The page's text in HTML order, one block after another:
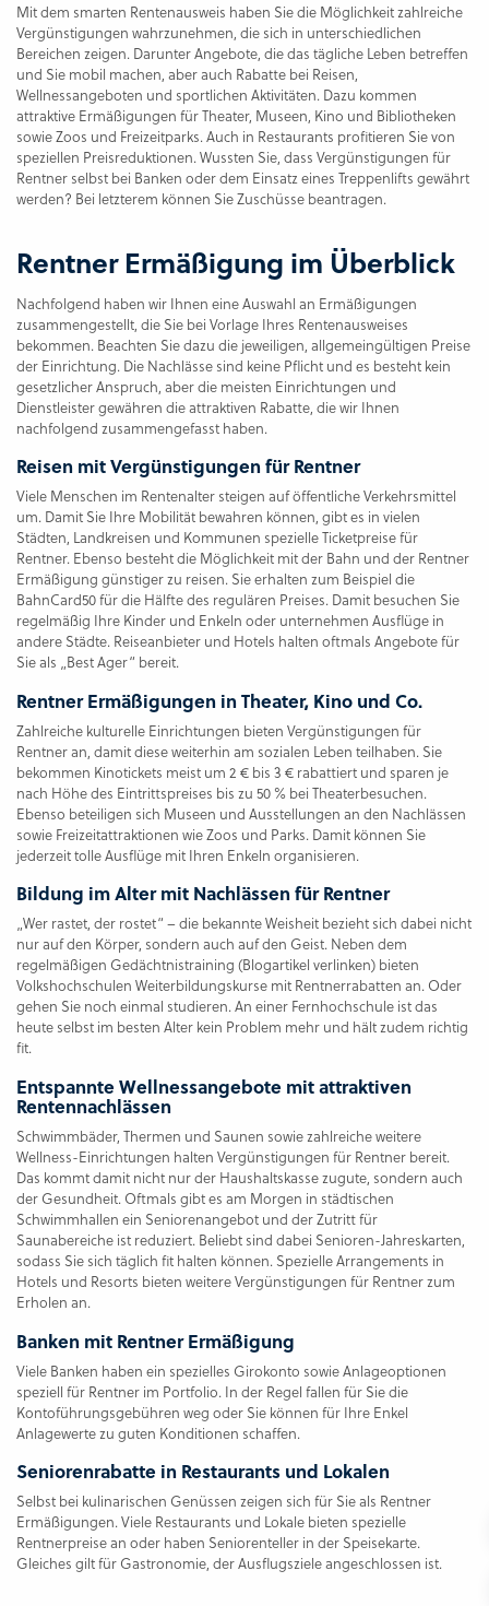
Mit dem smarten Rentenausweis haben Sie die Möglichkeit zahlreiche
Vergünstigungen wahrzunehmen, die sich in unterschiedlichen
Bereichen zeigen. Darunter Angebote, die das tägliche Leben betreffen
und Sie mobil machen, aber auch Rabatte bei Reisen,
Wellnessangeboten und sportlichen Aktivitäten. Dazu kommen
attraktive Ermäßigungen für Theater, Museen, Kino und Bibliotheken
sowie Zoos und Freizeitparks. Auch in Restaurants profitieren Sie von
speziellen Preisreduktionen. Wussten Sie, dass Vergünstigungen für
Rentner selbst bei Banken oder dem Einsatz eines Treppenlifts gewährt
werden? Bei letzterem können Sie Zuschüsse beantragen.
Rentner Ermäßigung im Überblick
Nachfolgend haben wir Ihnen eine Auswahl an Ermäßigungen
zusammengestellt, die Sie bei Vorlage Ihres Rentenausweises
bekommen. Beachten Sie dazu die jeweiligen, allgemeingültigen Preise
der Einrichtung. Die Nachlässe sind keine Pflicht und es besteht kein
gesetzlicher Anspruch, aber die meisten Einrichtungen und
Dienstleister gewähren die attraktiven Rabatte, die wir Ihnen
nachfolgend zusammengefasst haben.
Reisen mit Vergünstigungen für Rentner
Viele Menschen im Rentenalter steigen auf öffentliche Verkehrsmittel
um. Damit Sie Ihre Mobilität bewahren können, gibt es in vielen
Städten, Landkreisen und Kommunen spezielle Ticketpreise für
Rentner. Ebenso besteht die Möglichkeit mit der Bahn und der Rentner
Ermäßigung günstiger zu reisen. Sie erhalten zum Beispiel die
BahnCard50 für die Hälfte des regulären Preises. Damit besuchen Sie
regelmäßig Ihre Kinder und Enkeln oder unternehmen Ausflüge in
andere Städte. Reiseanbieter und Hotels halten oftmals Angebote für
Sie als „Best Ager“ bereit.
Rentner Ermäßigungen in Theater, Kino und Co.
Zahlreiche kulturelle Einrichtungen bieten Vergünstigungen für
Rentner an, damit diese weiterhin am sozialen Leben teilhaben. Sie
bekommen Kinotickets meist um 2 € bis 3 € rabattiert und sparen je
nach Höhe des Eintrittspreises bis zu 50 % bei Theaterbesuchen.
Ebenso beteiligen sich Museen und Ausstellungen an den Nachlässen
sowie Freizeitattraktionen wie Zoos und Parks. Damit können Sie
jederzeit tolle Ausflüge mit Ihren Enkeln organisieren.
Bildung im Alter mit Nachlässen für Rentner
„Wer rastet, der rostet“ – die bekannte Weisheit bezieht sich dabei nicht
nur auf den Körper, sondern auch auf den Geist. Neben dem
regelmäßigen Gedächtnistraining (Blogartikel verlinken) bieten
Volkshochschulen Weiterbildungskurse mit Rentnerrabatten an. Oder
gehen Sie noch einmal studieren. An einer Fernhochschule ist das
heute selbst im besten Alter kein Problem mehr und hält zudem richtig
fit.
Entspannte Wellnessangebote mit attraktiven
Rentennachlässen
Schwimmbäder, Thermen und Saunen sowie zahlreiche weitere
Wellness-Einrichtungen halten Vergünstigungen für Rentner bereit.
Das kommt damit nicht nur der Haushaltskasse zugute, sondern auch
der Gesundheit. Oftmals gibt es am Morgen in städtischen
Schwimmhallen ein Seniorenangebot und der Zutritt für
Saunabereiche ist reduziert. Beliebt sind dabei Senioren-Jahreskarten,
sodass Sie sich täglich fit halten können. Spezielle Arrangements in
Hotels und Resorts bieten weitere Vergünstigungen für Rentner zum
Erholen an.
Banken mit Rentner Ermäßigung
Viele Banken haben ein spezielles Girokonto sowie Anlageoptionen
speziell für Rentner im Portfolio. In der Regel fallen für Sie die
Kontoführungsgebühren weg oder Sie können für Ihre Enkel
Anlagewerte zu guten Konditionen schaffen.
Seniorenrabatte in Restaurants und Lokalen
Selbst bei kulinarischen Genüssen zeigen sich für Sie als Rentner
Ermäßigungen. Viele Restaurants und Lokale bieten spezielle
Rentnerpreise an oder haben Seniorenteller in der Speisekarte.
Gleiches gilt für Gastronomie, der Ausflugsziele angeschlossen ist.